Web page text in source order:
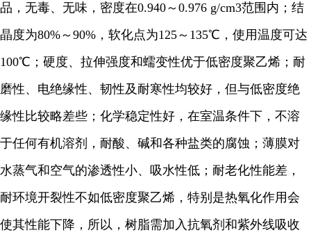
品，无毒、无味，密度在0.940～0.976 g/cm3范围内；结
晶度为80%～90%，软化点为125～135℃，使用温度可达
100℃；硬度、拉伸强度和蠕变性优于低密度聚乙烯；耐
磨性、电绝缘性、韧性及耐寒性均较好，但与低密度绝
缘性比较略差些；化学稳定性好，在室温条件下，不溶
于任何有机溶剂，耐酸、碱和各种盐类的腐蚀；薄膜对
水蒸气和空气的渗透性小、吸水性低；耐老化性能差，
耐环境开裂性不如低密度聚乙烯，特别是热氧化作用会
使其性能下降，所以，树脂需加入抗氧剂和紫外线吸收